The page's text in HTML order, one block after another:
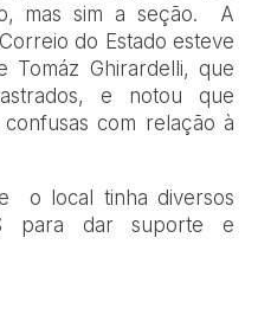
mas sim a seção. A
do Estado esteve
Tomáz Ghirardelli, que
e notou que
confusas com relação à
o local tinha diversos
para dar suporte e